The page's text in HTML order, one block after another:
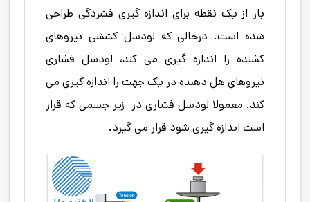
بار از یک نقطه برای اندازه گیری فشردگی طراحی
شده است. درحالی که لودسل کششی نیروهای
کشنده را اندازه گیری می کند، لودسل فشاری
نیروهای هل دهنده در یک جهت را اندازه گیری می
کند. معمولا لودسل فشاری در زیر جسمی که قرار
است اندازه گیری شود قرار می گیرد.